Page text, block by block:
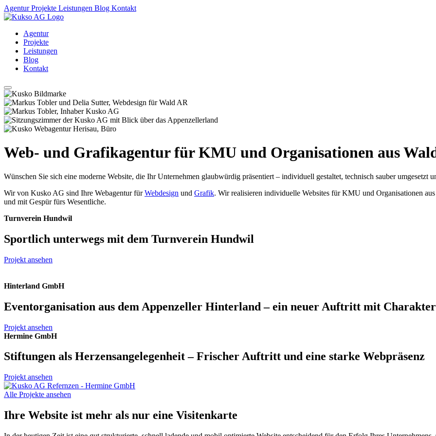
AgenturProjekte Leistungen Blog Kontakt
Agentur
Projekte
Leistungen
Blog
Kontakt
Web- und Grafikagentur für KMU und Organisationen aus
Wünschen Sie sich eine moderne Website, die Ihr Unternehmen glaubwürdig präsentiert – individuell gestaltet, technisch sauber umgesetzt
Wir von Kusko AG sind Ihre Webagentur fürWebdesign und Grafik. Wir realisieren individuelle Websites für KMU und Organisationen
und mit Gespür fürs Wesentliche.
Turnverein Hundwil
Sportlich unterwegs mit dem Turnverein Hundwil
Projekt ansehen
Hinterland GmbH
Eventorganisation aus dem Appenzeller Hinterland – ein neuer Auftritt mit Charakter
Projekt ansehen
Hermine GmbH
Stiftungen als Herzensangelegenheit – Frischer Auftritt und eine starke Webpräsenz
Projekt ansehen
Alle Projekte ansehen
Ihre Website ist mehr als nur eine Visitenkarte